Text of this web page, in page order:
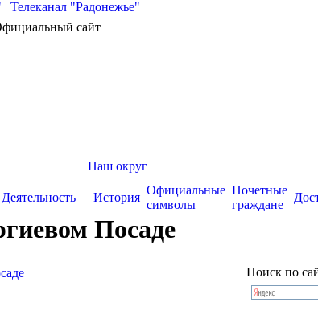
Телеканал "Радонежье"
сайт
Деятельность
Наш округ
История
Официальные
символы
Почетные
граждане
Посаде
Поиск по